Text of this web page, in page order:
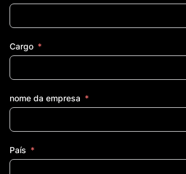
Cargo
nome da empresa
País